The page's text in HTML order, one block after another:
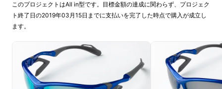
ラインナップする予定は無かったのですが、今
回そのリクエストにお応えすべく「エアフライ
ケにてプロジェクトを行います！
このプロジェクトはAll in型です。目標金額の達成に関わらず、プロジェク
ト終了日の2019年03月15日までに支払いを完了した時点で購入が成立し
ます。